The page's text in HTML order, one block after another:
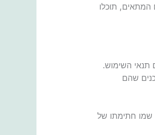
המתאים, תוכלו
תנאי השימוש.
שהם
שמו חתימתו של